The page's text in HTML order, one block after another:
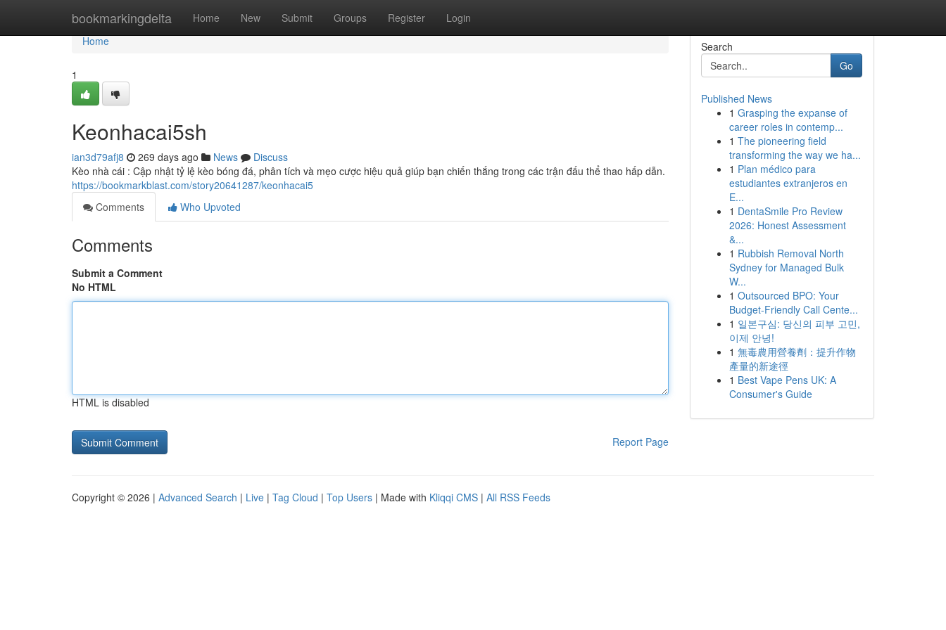
bookmarkingdelta Home New Submit Groups Register Login
Home
Home
1
Keonhacai5sh
ian3d79afj8 269 days ago News
Discuss
Kèo nhà cái : Cập nhật tỷ lệ kèo bóng đá, phân tích và mẹo cược hiệu quả giúp bạn chiến thắng trong các trận đấu thể thao hấp dẫn.
https://bookmarkblast.com/story20641287/keonhacai5
Comments
Who Upvoted
Comments
Submit a Comment
No HTML
HTML is disabled
Report Page
Search
Go
Published News
1 Grasping the expanse of
career roles in contemp...
1 The pioneering field
transforming the way we ha...
1 Plan médico para
estudiantes extranjeros en
E...
1 DentaSmile Pro Review
2026: Honest Assessment
&...
1 Rubbish Removal North
Sydney for Managed Bulk
W...
1 Outsourced BPO: Your
Budget-Friendly Call Cente...
1 일본구심: 당신의 피부 고민,
이제 안녕!
1 無毒農用營養劑：提升作物
產量的新途徑
1 Best Vape Pens UK: A
Consumer's Guide
Copyright © 2026 | Advanced Search | Live | Tag Cloud | Top Users | Made with Kliqqi CMS | All RSS Feeds